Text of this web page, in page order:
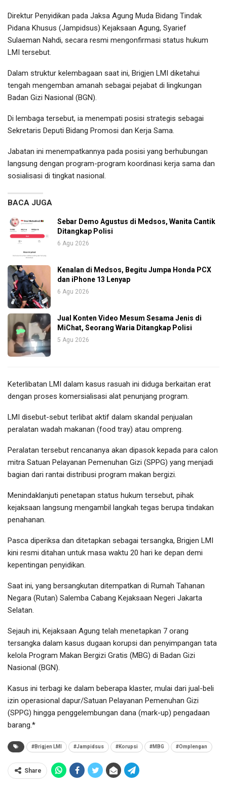
Direktur Penyidikan pada Jaksa Agung Muda Bidang Tindak
Pidana Khusus (Jampidsus) Kejaksaan Agung, Syarief
Sulaeman Nahdi, secara resmi mengonfirmasi status hukum
LMI tersebut.
Dalam struktur kelembagaan saat ini, Brigjen LMI diketahui
tengah mengemban amanah sebagai pejabat di lingkungan
Badan Gizi Nasional (BGN).
Di lembaga tersebut, ia menempati posisi strategis sebagai
Sekretaris Deputi Bidang Promosi dan Kerja Sama.
Jabatan ini menempatkannya pada posisi yang berhubungan
langsung dengan program-program koordinasi kerja sama dan
sosialisasi di tingkat nasional.
BACA JUGA
Sebar Demo Agustus di Medsos, Wanita Cantik
Ditangkap Polisi
6 Agu 2026
Kenalan di Medsos, Begitu Jumpa Honda PCX
dan iPhone 13 Lenyap
6 Agu 2026
Jual Konten Video Mesum Sesama Jenis di
MiChat, Seorang Waria Ditangkap Polisi
5 Agu 2026
Keterlibatan LMI dalam kasus rasuah ini diduga berkaitan erat
dengan proses komersialisasi alat penunjang program.
LMI disebut-sebut terlibat aktif dalam skandal penjualan
peralatan wadah makanan (food tray) atau ompreng.
Peralatan tersebut rencananya akan dipasok kepada para calon
mitra Satuan Pelayanan Pemenuhan Gizi (SPPG) yang menjadi
bagian dari rantai distribusi program makan bergizi.
Menindaklanjuti penetapan status hukum tersebut, pihak
kejaksaan langsung mengambil langkah tegas berupa tindakan
penahanan.
Pasca diperiksa dan ditetapkan sebagai tersangka, Brigjen LMI
kini resmi ditahan untuk masa waktu 20 hari ke depan demi
kepentingan penyidikan.
Saat ini, yang bersangkutan ditempatkan di Rumah Tahanan
Negara (Rutan) Salemba Cabang Kejaksaan Negeri Jakarta
Selatan.
Sejauh ini, Kejaksaan Agung telah menetapkan 7 orang
tersangka dalam kasus dugaan korupsi dan penyimpangan tata
kelola Program Makan Bergizi Gratis (MBG) di Badan Gizi
Nasional (BGN).
Kasus ini terbagi ke dalam beberapa klaster, mulai dari jual-beli
izin operasional dapur/Satuan Pelayanan Pemenuhan Gizi
(SPPG) hingga penggelembungan dana (mark-up) pengadaan
barang.*
#Brigjen LMI #Jampidsus #Korupsi #MBG #Omplengan
Share